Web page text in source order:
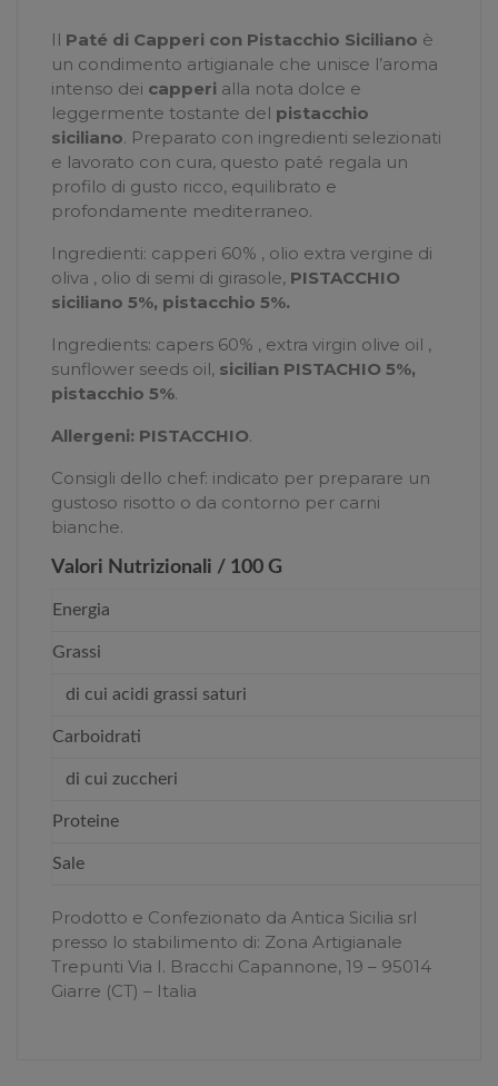
Il Paté di Capperi con Pistacchio Siciliano è
un condimento artigianale che unisce l’aroma
intenso dei capperi alla nota dolce e
leggermente tostante del pistacchio
siciliano. Preparato con ingredienti selezionati
e lavorato con cura, questo paté regala un
profilo di gusto ricco, equilibrato e
profondamente mediterraneo.
Ingredienti: capperi 60% , olio extra vergine di
oliva , olio di semi di girasole, PISTACCHIO
siciliano 5%, pistacchio 5%.
Ingredients: capers 60% , extra virgin olive oil ,
sunflower seeds oil, sicilian PISTACHIO 5%,
pistacchio 5%.
Allergeni: PISTACCHIO.
Consigli dello chef: indicato per preparare un
gustoso risotto o da contorno per carni
bianche.
Valori Nutrizionali / 100 G
Energia
Grassi
di cui acidi grassi saturi
Carboidrati
di cui zuccheri
Proteine
Sale
Prodotto e Confezionato da Antica Sicilia srl
presso lo stabilimento di: Zona Artigianale
Trepunti Via I. Bracchi Capannone, 19 – 95014
Giarre (CT) – Italia